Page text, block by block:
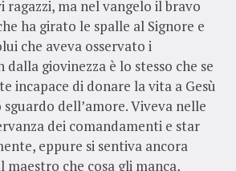
ragazzi, ma nel vangelo il bravo
ha girato le spalle al Signore e
che aveva osservato i
giovinezza è lo stesso che se
incapace di donare la vita a Gesù
sguardo dell’amore. Viveva nelle
dei comandamenti e star
eppure si sentiva ancora
maestro che cosa gli manca,